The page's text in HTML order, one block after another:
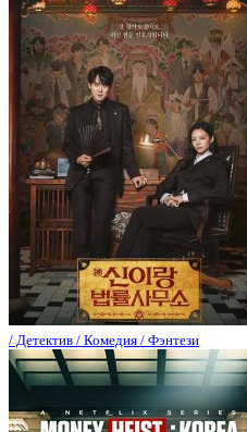
/ Детектив / Комедия / Фэнтези